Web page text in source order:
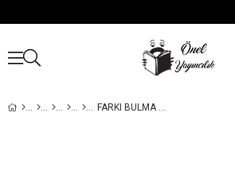
FARKI BULMA VE EŞLEŞTIRME